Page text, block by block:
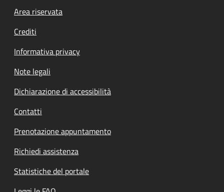
Footer menu
Area riservata
Crediti
Informativa privacy
Note legali
Dichiarazione di accessibilità
Contatti
Prenotazione appuntamento
Richiedi assistenza
Statistiche del portale